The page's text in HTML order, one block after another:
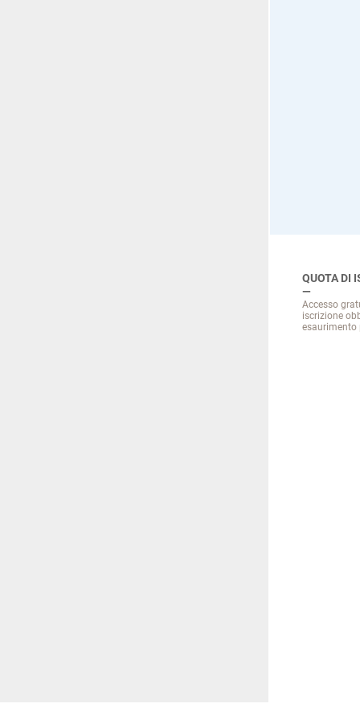
QUOTA DI
Accesso
iscrizione
esaurimento